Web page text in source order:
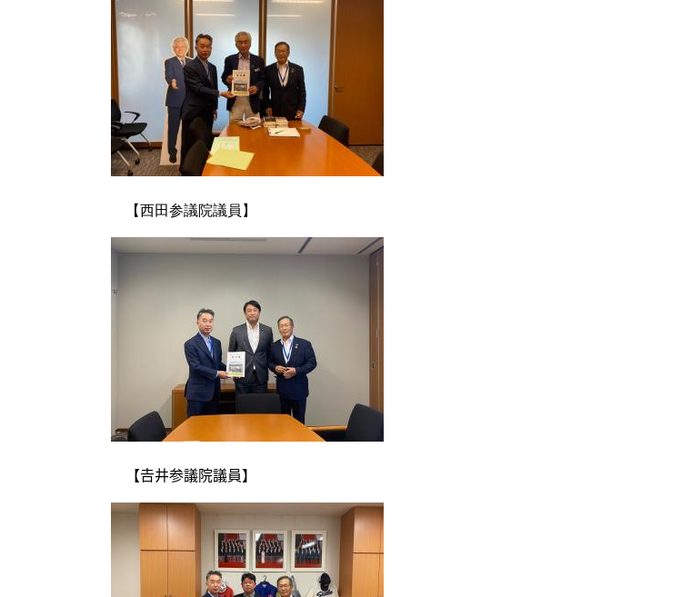
【西田参議院議員】
【𠮷井参議院議員】